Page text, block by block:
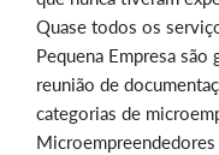
Quase todos os
Pequena Empresa
reunião de
categorias de